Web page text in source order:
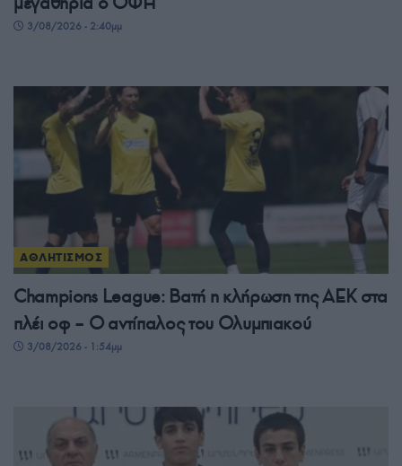
3/08/2026 - 2:40μμ
ΑΘΛΗΤΙΣΜΟΣ
Champions League: Βατή η κλήρωση της ΑΕΚ στα
πλέι οφ – Ο αντίπαλος του Ολυμπιακού
3/08/2026 - 1:54μμ